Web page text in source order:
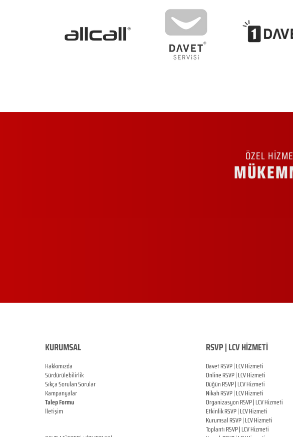
ÖZEL
KURUMSAL
Hakkımızda
Sürdürülebilirlik
Sıkça Sorulan Sorular
Kampanyalar
Talep Formu
İletişim
RSVP | LCV HİZMETİ
Davet RSVP | LCV Hizmeti
OnlineRSVP |LCV Hizmeti
DüğünRSVP |LCV Hizmeti
NikahRSVP |LCV Hizmeti
OrganizasyonRSVP |LCV Hizmeti
EtkinlikRSVP |LCV Hizmeti
KurumsalRSVP |LCV Hizmeti
ToplantıRSVP |LCV Hizmeti